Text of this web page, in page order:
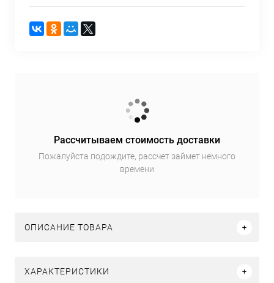
Рассчитываем стоимость доставки
Пожалуйста подождите, рассчет займет немного
времени
ОПИСАНИЕ ТОВАРА
ХАРАКТЕРИСТИКИ